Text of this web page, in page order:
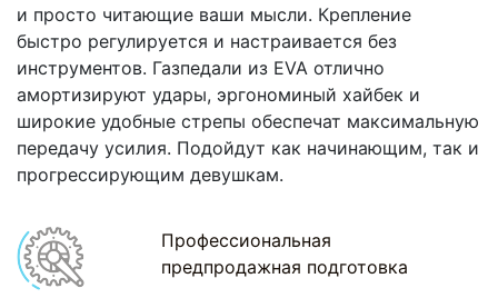
и просто читающие ваши мысли. Крепление
быстро регулируется и настраивается без
инструментов. Газпедали из EVA отлично
амортизируют удары, эргономиный хайбек и
широкие удобные стрепы обеспечат максимальную
передачу усилия. Подойдут как начинающим, так и
прогрессирующим девушкам.
Профессиональная
предпродажная подготовка